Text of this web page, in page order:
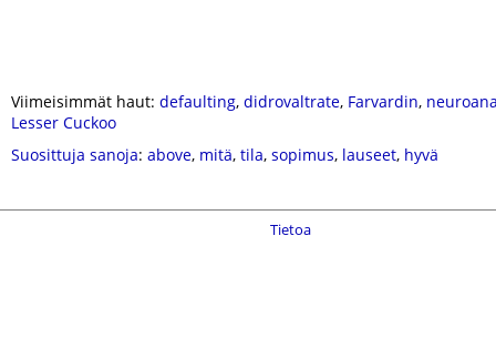
Viimeisimmät haut: defaulting, didrovaltrate, Farvardin,
Lesser Cuckoo
Suosittuja sanoja: above, mitä, tila, sopimus, lauseet, hyvä
Tietoa